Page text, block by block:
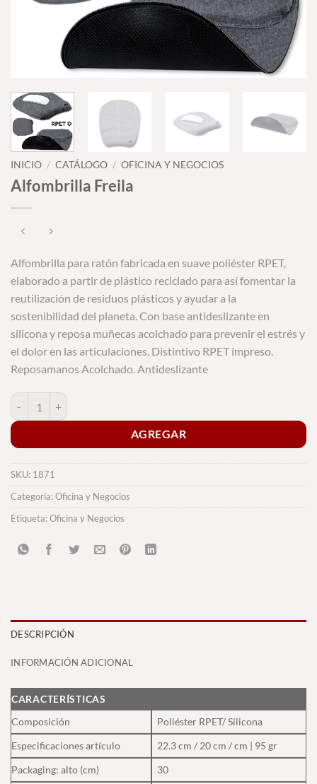
INICIO / CATÁLOGO / OFICINA Y NEGOCIOS
Alfombrilla Freila
Alfombrilla para ratón fabricada en suave poliéster RPET,
elaborado a partir de plástico reciclado para así fomentar la
reutilización de residuos plásticos y ayudar a la
sostenibilidad del planeta. Con base antideslizante en
silicona y reposa muñecas acolchado para prevenir el estrés y
el dolor en las articulaciones. Distintivo RPET impreso.
Reposamanos Acolchado. Antideslizante
Alfombrilla Freila cantidad
AGREGAR
SKU: 1871
Categoría:Oficina y Negocios
Etiqueta:Oficina y Negocios
DESCRIPCIÓN
INFORMACIÓN ADICIONAL
CARACTERÍSTICAS
Composición
Poliéster RPET/ Silicona
Especificaciones artículo
22.3 cm / 20 cm / cm | 95 gr
Packaging: alto (cm)
30